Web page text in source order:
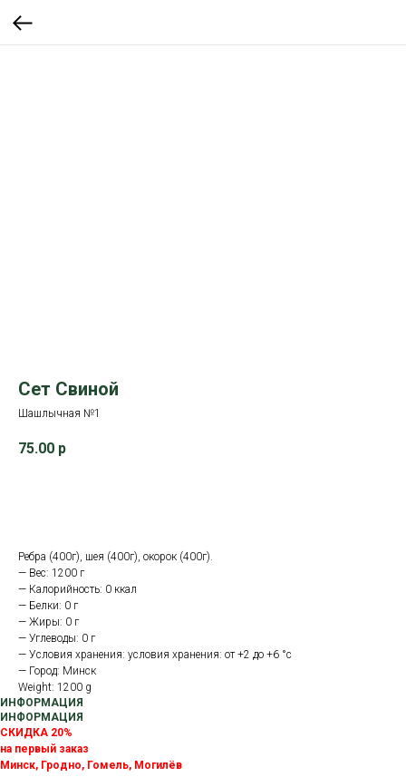
Сет Свиной
Шашлычная №1
75.00 р
Ребра (400г), шея (400г), окорок (400г).
— Вес: 1200 г
— Калорийность: 0 ккал
— Белки: 0 г
— Жиры: 0 г
— Углеводы: 0 г
— Условия хранения: условия хранения: от +2 до +6 °с
— Город: Минск
Weight: 1200 g
ИНФОРМАЦИЯ
ИНФОРМАЦИЯ
СКИДКА 20%
на первый заказ
Минск, Гродно, Гомель, Могилёв